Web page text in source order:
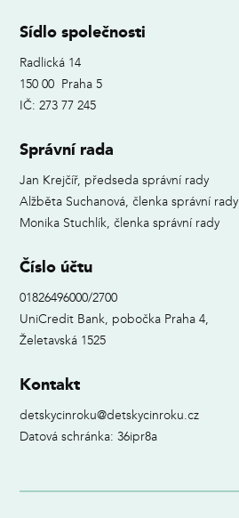
Sídlo společnosti
Radlická 14
150 00 Praha 5
IČ: 273 77 245
Správní rada
Jan Krejčíř, předseda správní rady
Alžběta Suchanová, členka správní rady
Monika Stuchlík, členka správní rady
Číslo účtu
01826496000/2700
UniCredit Bank, pobočka Praha 4,
Želetavská 1525
Kontakt
detskycinroku@detskycinroku.cz
Datová schránka: 36ipr8a